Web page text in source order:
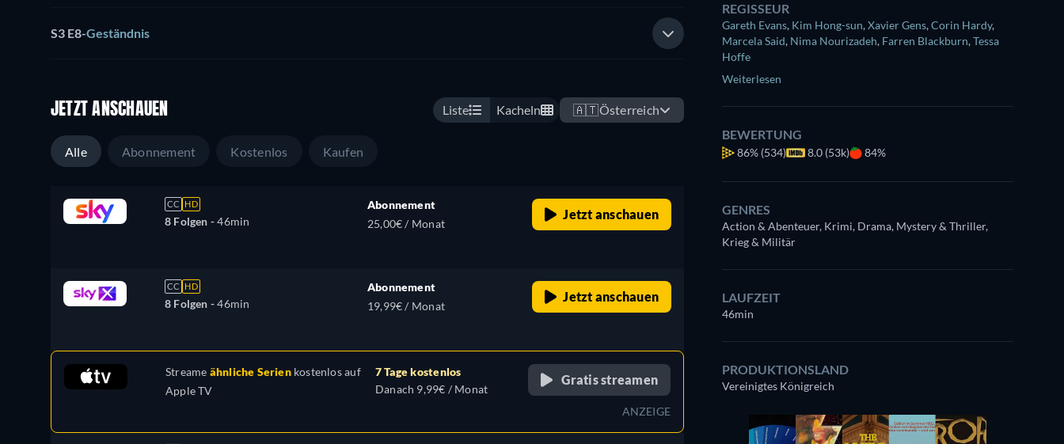
S3 E8-Geständnis
JETZT ANSCHAUEN Liste Kacheln 🇦🇹Österreich
Alle Abonnement Kostenlos Kaufen
CC HD
8 Folgen -46min
Abonnement
25,00€ / Monat
Jetzt anschauen
CC HD
8 Folgen -46min
Abonnement
19,99€ / Monat
Jetzt anschauen
Streame ähnliche Serienkostenlos auf
Apple TV
7 Tage kostenlos
Danach 9,99€ / Monat
Gratis streamen
ANZEIGE
REGISSEUR
Gareth Evans, Kim Hong-sun,Xavier Gens,Corin Hardy,
Marcela Said, Nima Nourizadeh, Farren Blackburn,Tessa
Hoffe
Weiterlesen
BEWERTUNG
86% (534) 8.0 (53k) 84%
GENRES
Action & Abenteuer, Krimi, Drama, Mystery & Thriller,
Krieg & Militär
LAUFZEIT
46min
PRODUKTIONSLAND
Vereinigtes Königreich